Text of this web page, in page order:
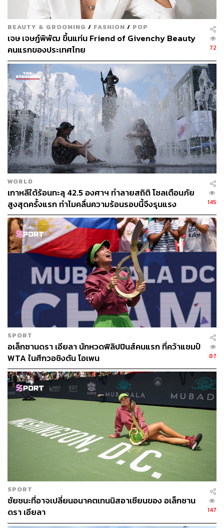
กรุงปารีสต้องเผชิญกับสภาพอากาศร้อนจัดจนทางการ
ประกาศเตือนภัยระดับสีส้ม โดยอุณหภูมิพุ่งสูงกว่า 32 องศา
เซลเซียส ติดต่อกันถึง 5 วัน ซึ่งในสนามฟิลิปป์-ชาตริเยร์ ถูก
เปรียบเทียบว่ามีสภาพไม่ต่างจาก “เตาอบบาแก็ตต์” ขนาด
ยักษ์
นอกจากนี้รายงานการพยากรณ์อากาศยังระบุว่าสภาพ
อากาศเช่นนี้จะดำเนินต่อไปตลอดสัปดาห์แรก และอุณหภูมิ
เฉลี่ยจะยังคงอยู่ที่ 29-33 องศาเซลเชียส ตลอดช่วงเวลานี้
อย่างไรก็ตาม ฝ่ายจัดการแข่งขันยังไม่มีการประกาศใช้
นโยบายสภาพอากาศแบบสุดขั้ว หรือ Extreme Weather
Policy ในสัปดาห์นี้แต่อย่างใด
โดยในยโยบายดังกล่าวระบุว่า หากค่า WBGT สูงถึง 30.1
องศาเซลเซียส จะอนุญาตให้มีช่วงพักระบายความร้อน 10
นาที ระหว่างเซตที่ 2 และ 3 สำหรับประเภทหญิง และ
ระหว่างเซตที่ 3 และ 4 สำหรับประเภทชาย
(Wet-Bulb Globe Temperature ซึ่งก็คือดัชนีชี้วัดความเครียด
จากความร้อนที่ร่างกายได้รับ เป็นมาตรฐานสากลที่การกีฬา
นิยมใช้เพื่อประเมินความเสี่ยงต่ออาการฮีตสโตรก โดย
คำนวณจากอุณหภูมิอากาศ ความชื้น การแผ่รังสีความร้อน
เช่น แสงแดด และการระบายอากาศ)
นอกจากนี้มีการระบุอย่างชัดเจนว่าหากค่า WBGT สูงถึง 32.2
องศาเซลเซียส จะต้องมีการระงับการแข่งขันชั่วคราว เพื่อ
ความปลอดภัย แต่ที่ผ่านมายังไม่มีการระงับการแข่งขันเกิด
ขึ้นเลยในปีนี้
นอกจากนี้ นโยบายของเฟรนช์โอเพนไม่มีการระบุถึงการปิด
หลังคาเพื่อเลี่ยงความร้อน แม้จะมีหลังคาเปิด-ปิดได้ที่ 2
คอร์ตหลักทั้ง ฟิลิปป์ ชาตริเยร์ และ ซูซาน์ ลองก์แล็ง ก็ตาม
ซึ่งการไม่ปิดหลังคานั้นเป็นการตัดสินใจของฝ่ายจัดการ
แข่งขันที่สอดคล้องกับความเห็นของ โนวัค ยอโควิช แชมป์
แกรนด์สแลม 24 สมัย ที่มองว่าการปิดหลังคาเฉพาะคอร์ต
หลักนั้นไม่ยุติธรรมต่อผู้เล่นในสนามอื่นที่ยังต้องแข่งกลาง
โดย โนเล่ เสนอว่าฝ่ายจัดการแข่งขันควรพิจารณาเลื่อนเวลา
การแข่งขันออกไปในช่วงเย็นหรือกลางคืนมากขึ้นหากมี
สภาพอากาศร้อนจัด
BEAUTY & GROOMING / FASHION / POP
เจษ เจษฎ์พิพัฒ ขึ้นแท่น Friend of Givenchy Beauty
คนแรกของประเทศไทย
72
WORLD
เกาหลีใต้ร้อนทะลุ 42.5 องศาฯ ทำลายสถิติ โซลเตือนภัย
สูงสุดครั้งแรก ทำไมคลื่นความร้อนรอบนี้จึงรุนแรง
145
SPORT
อเล็กซานดรา เอียลา นักหวดฟิลิปปินส์คนแรก ที่คว้าแชมป์
WTA ในศึกวอชิงตัน โอเพน
87
SPORT
ชัยชนะที่อาจเปลี่ยนอนาคตเทนนิสอาเซียนของ อเล็กซาน
ดรา เอียลา
147